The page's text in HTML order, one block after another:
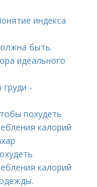
индекса
быть.
идеального
-
похудеть
калорий
калорий